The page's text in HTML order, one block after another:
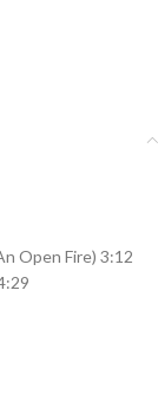
Open Fire) 3:12